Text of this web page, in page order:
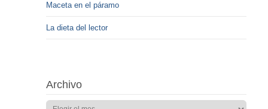
Maceta en el páramo
La dieta del lector
Archivo